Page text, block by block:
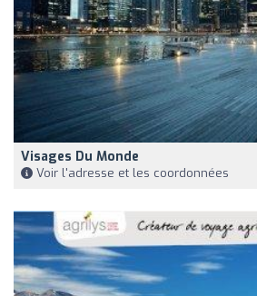
Visages Du Monde
Voir l'adresse et les coordonnées